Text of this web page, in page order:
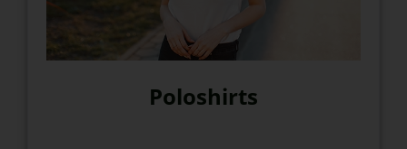
Poloshirts